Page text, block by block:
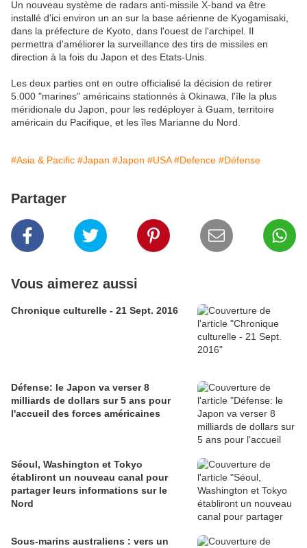
Un nouveau système de radars anti-missile X-band va être
installé d'ici environ un an sur la base aérienne de Kyogamisaki,
dans la préfecture de Kyoto, dans l'ouest de l'archipel. Il
permettra d'améliorer la surveillance des tirs de missiles en
direction à la fois du Japon et des Etats-Unis.
Les deux parties ont en outre officialisé la décision de retirer
5.000 "marines" américains stationnés à Okinawa, l'île la plus
méridionale du Japon, pour les redéployer à Guam, territoire
américain du Pacifique, et les îles Marianne du Nord.
#Asia & Pacific #Japan #Japon #USA #Defence #Défense
Partager
Vous aimerez aussi
Chronique culturelle - 21 Sept. 2016
Défense: le Japon va verser 8
milliards de dollars sur 5 ans pour
l'accueil des forces américaines
Séoul, Washington et Tokyo
établiront un nouveau canal pour
partager leurs informations sur le
Nord
Sous-marins australiens : vers un